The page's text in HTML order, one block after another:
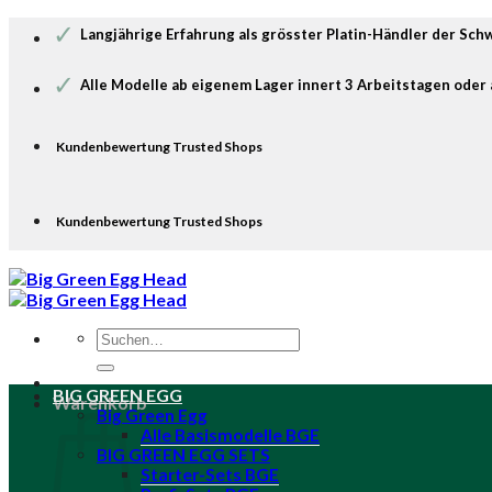
Inhalt
✓ Langjährige Erfahrung als grösster Platin-Händler der
✓ Alle Modelle ab eigenem Lager innert 3 Arbeitstagen oder
Kundenbewertung Trusted Shops
Kundenbewertung Trusted Shops
Suche
nach:
Warenkorb
BIG GREEN EGG
Big Green Egg
Alle Basismodelle BGE
BIG GREEN EGG SETS
Starter-Sets BGE